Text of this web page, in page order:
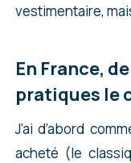
vestimentaire,
En France,
pratiques le
J’ai d’abord
acheté (le